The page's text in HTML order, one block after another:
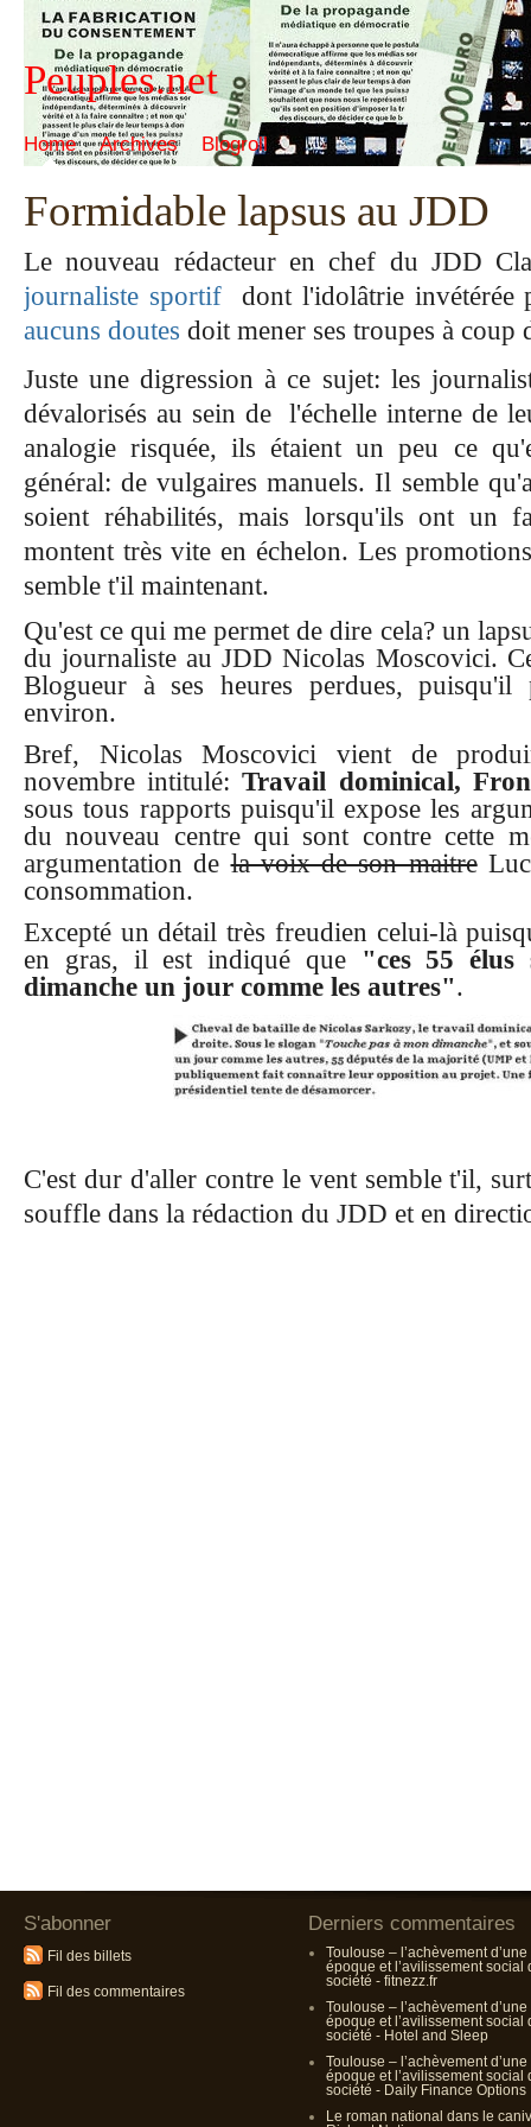
Peuples.net
Home Archives Blogroll
Formidable lapsus au JDD
Le nouveau rédacteur en chef du JDD
journaliste sportif
dont l'idolâtrie invétérée
aucuns doutes doit mener ses troupes à coup
Juste une digression à ce sujet: les
dévalorisés au sein de l'échelle interne de
analogie risquée, ils étaient un peu ce
général: de vulgaires manuels. Il semble
soient réhabilités, mais lorsqu'ils ont un
montent très vite en échelon. Les
semble t'il maintenant.
Qu'est ce qui me permet de dire cela? un
du journaliste au JDD Nicolas Moscovici.
Blogueur à ses heures perdues,
environ.
Bref, Nicolas Moscovici vient de
novembre intitulé:Travail dominical,
sous tous rapports puisqu'il expose les
du nouveau centre qui sont contre cette
argumentation dela voix de son maitreLuc
consommation.
Excepté un détail très freudien celui-là
en gras, il est indiqué que "ces 55 élus
dimanche un jour comme les autres".
C'est dur d'aller contre le vent semble t'il,
souffle dans la rédaction du JDD et en
S'abonner
Fil des billets
Fil des commentaires
Derniers commentaires
Toulouse – l’achèvement d’une
époque et l’avilissement social
société - fitnezz.fr
Toulouse – l’achèvement d’une
époque et l’avilissement social
société - Hotel and Sleep
Toulouse – l’achèvement d’une
époque et l’avilissement social
société - Daily Finance Options
Le roman national dans le